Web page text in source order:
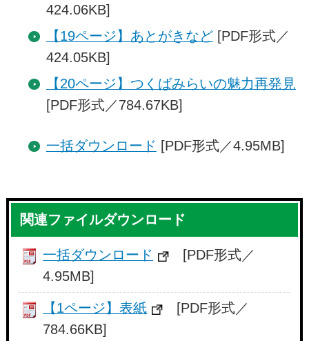
424.06KB]
【19ページ】あとがきなど[PDF形式／
424.05KB]
【20ページ】つくばみらいの魅力再発見
[PDF形式／784.67KB]
一括ダウンロード [PDF形式／4.95MB]
関連ファイルダウンロード
一括ダウンロード
[PDF形式／
4.95MB]
【1ページ】表紙
[PDF形式／
784.66KB]